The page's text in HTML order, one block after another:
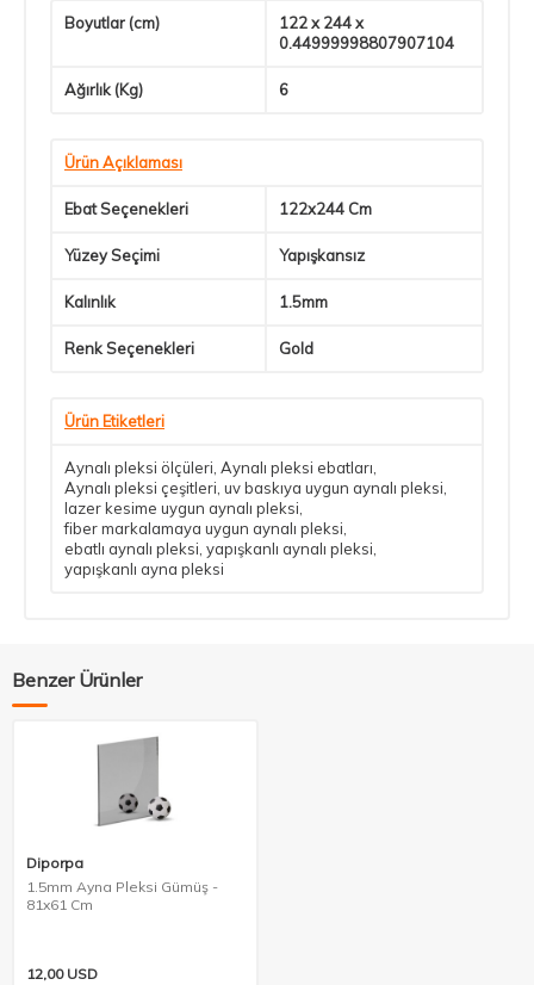
Boyutlar (cm)
122 x 244 x
0.44999998807907104
Ağırlık (Kg) 6
Ürün Açıklaması
Ebat Seçenekleri 122x244 Cm
Yüzey Seçimi Yapışkansız
Kalınlık 1.5mm
Renk Seçenekleri Gold
Ürün Etiketleri
Aynalı pleksi ölçüleri Aynalı pleksi ebatları
Aynalı pleksi çeşitleri uv baskıya uygun aynalı pleksi
lazer kesime uygun aynalı pleksi
fiber markalamaya uygun aynalı pleksi
ebatlı aynalı pleksi yapışkanlı aynalı pleksi
yapışkanlı ayna pleksi
Benzer Ürünler
Diporpa
1.5mm Ayna Pleksi Gümüş -
81x61 Cm
12,00USD